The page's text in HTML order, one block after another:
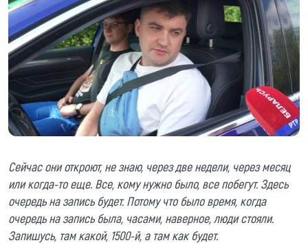
Сейчас они откроют, не знаю, через две недели, через месяц
или когда-то еще. Все, кому нужно было, все побегут. Здесь
очередь на запись будет. Потому что было время, когда
очередь на запись была, часами, наверное, люди стояли.
Запишусь, там какой, 1500-й, а там как будет.